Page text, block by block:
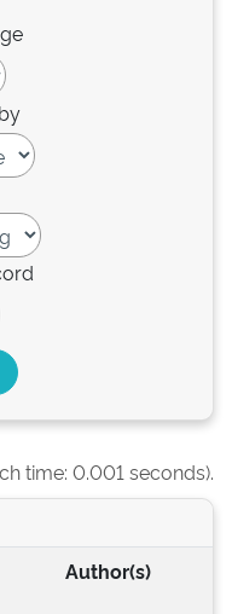
time: 0.001 seconds).
Author(s)